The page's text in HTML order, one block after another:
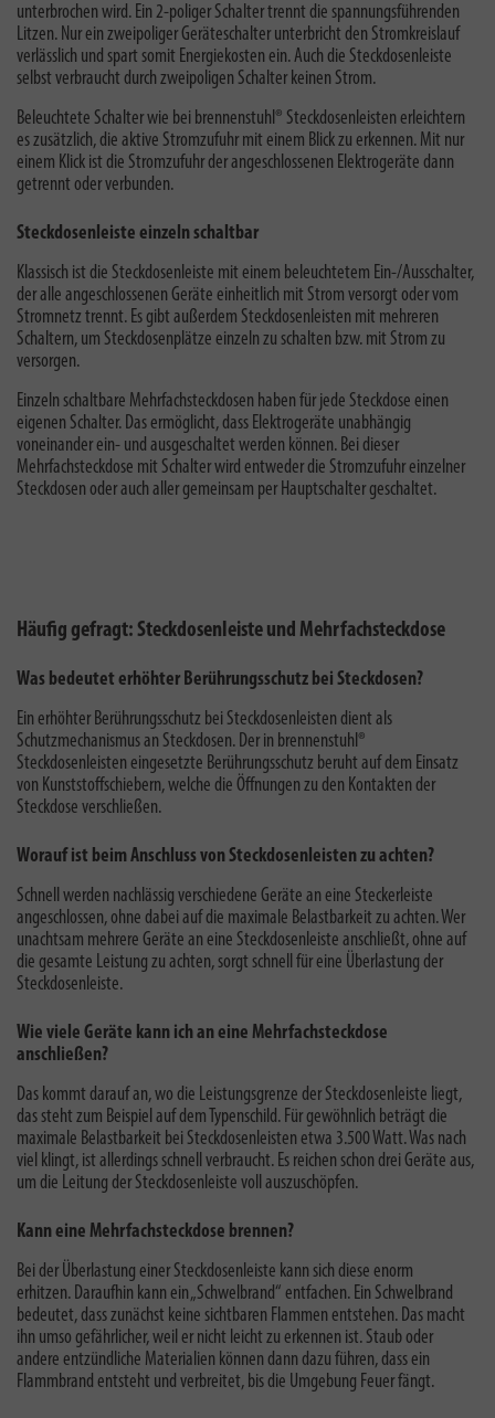
unterbrochen wird. Ein 2-poliger Schalter trennt die spannungsführenden
Litzen. Nur ein zweipoliger Geräteschalter unterbricht den Stromkreislauf
verlässlich und spart somit Energiekosten ein. Auch die Steckdosenleiste
selbst verbraucht durch zweipoligen Schalter keinen Strom.
Beleuchtete Schalter wie bei brennenstuhl® Steckdosenleisten erleichtern
es zusätzlich, die aktive Stromzufuhr mit einem Blick zu erkennen. Mit nur
einem Klick ist die Stromzufuhr der angeschlossenen Elektrogeräte dann
getrennt oder verbunden.
Steckdosenleiste einzeln schaltbar
Klassisch ist die Steckdosenleiste mit einem beleuchtetem Ein-/Ausschalter,
der alle angeschlossenen Geräte einheitlich mit Strom versorgt oder vom
Stromnetz trennt. Es gibt außerdem Steckdosenleisten mit mehreren
Schaltern, um Steckdosenplätze einzeln zu schalten bzw. mit Strom zu
versorgen.
Einzeln schaltbare Mehrfachsteckdosen haben für jede Steckdose einen
eigenen Schalter. Das ermöglicht, dass Elektrogeräte unabhängig
voneinander ein- und ausgeschaltet werden können. Bei dieser
Mehrfachsteckdose mit Schalterwird entweder die Stromzufuhr einzelner
Steckdosen oder auch aller gemeinsam per Hauptschalter geschaltet.
Häufig gefragt: Steckdosenleiste und Mehrfachsteckdose
Was bedeutet erhöhter Berührungsschutz bei Steckdosen?
Ein erhöhter Berührungsschutz bei Steckdosenleisten dient als
Schutzmechanismus an Steckdosen. Der in brennenstuhl®
Steckdosenleisten eingesetzte Berührungsschutz beruht auf dem Einsatz
von Kunststoffschiebern, welche die Öffnungen zu den Kontakten der
Steckdose verschließen.
Worauf ist beim Anschluss von Steckdosenleisten zu achten?
Schnell werden nachlässig verschiedene Geräte an eine Steckerleiste
angeschlossen, ohne dabei auf die maximale Belastbarkeit zu achten. Wer
unachtsam mehrere Geräte an eine Steckdosenleiste anschließt, ohne auf
die gesamte Leistung zu achten, sorgt schnell für eine Überlastung der
Steckdosenleiste.
Wie viele Geräte kann ich an eine Mehrfachsteckdose
anschließen?
Das kommt darauf an, wo die Leistungsgrenze der Steckdosenleiste liegt,
das steht zum Beispiel auf dem Typenschild. Für gewöhnlich beträgt die
maximale Belastbarkeit bei Steckdosenleisten etwa 3.500 Watt. Was nach
viel klingt, ist allerdings schnell verbraucht. Es reichen schon drei Geräte aus,
um die Leitung der Steckdosenleiste voll auszuschöpfen.
Kann eine Mehrfachsteckdose brennen?
Bei der Überlastung einer Steckdosenleiste kann sich diese enorm
erhitzen. Daraufhin kann ein „Schwelbrand“ entfachen. Ein Schwelbrand
bedeutet, dass zunächst keine sichtbaren Flammen entstehen. Das macht
ihn umso gefährlicher, weil er nicht leicht zu erkennen ist. Staub oder
andere entzündliche Materialien können dann dazu führen, dass ein
Flammbrand entsteht und verbreitet, bis die Umgebung Feuer fängt.